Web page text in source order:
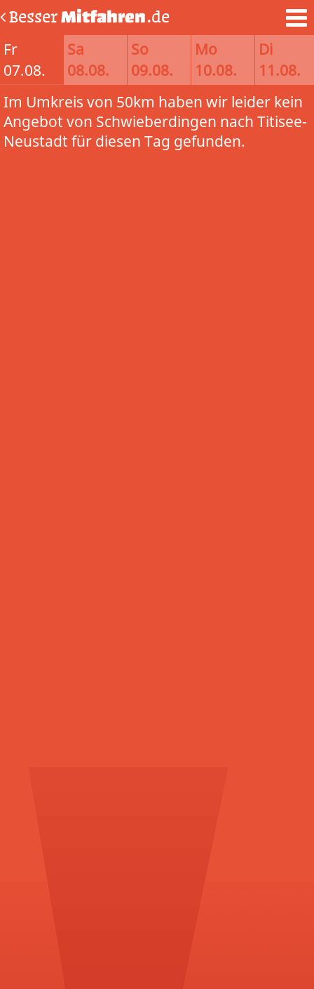
BesserMitfahren.de
Fr
07.08.
Sa
08.08.
So
09.08.
Mo
10.08.
Di
11.08.
Im Umkreis von 50km haben wir leider kein
Angebot von Schwieberdingen nach Titisee-
Neustadt für diesen Tag gefunden.